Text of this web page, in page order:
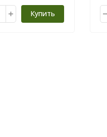
Купить